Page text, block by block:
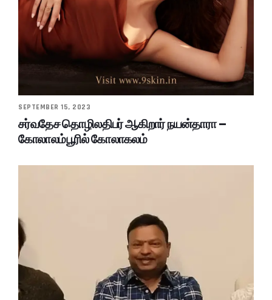
SEPTEMBER 15, 2023
சர்வதேச தொழிலதிபர் ஆகிறார் நயன்தாரா –
கோலாலம்பூரில் கோலாகலம்